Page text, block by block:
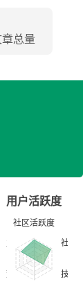
总量
用户活跃度